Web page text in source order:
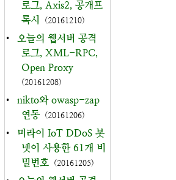
로그, Axis2, 공개프
록시
(20161210)
•
오늘의 웹서버 공격
로그, XML-RPC,
Open Proxy
(20161208)
•
nikto와 owasp-zap
연동 (20161206)
•
미라이 IoT DDoS 봇
넷이 사용한 61개 비
밀번호 (20161205)